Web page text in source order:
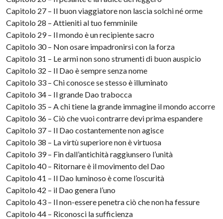
Capitolo 27 – Il buon viaggiatore non lascia solchi né orme
Capitolo 28 – Attieniti al tuo femminile
Capitolo 29 – Il mondo è un recipiente sacro
Capitolo 30 – Non osare impadronirsi con la forza
Capitolo 31 – Le armi non sono strumenti di buon auspicio
Capitolo 32 – Il Dao è sempre senza nome
Capitolo 33 – Chi conosce se stesso è illuminato
Capitolo 34 – Il grande Dao trabocca
Capitolo 35 – A chi tiene la grande immagine il mondo accorre
Capitolo 36 – Ciò che vuoi contrarre devi prima espandere
Capitolo 37 – Il Dao costantemente non agisce
Capitolo 38 – La virtù superiore non è virtuosa
Capitolo 39 – Fin dall’antichità raggiunsero l’unità
Capitolo 40 – Ritornare è il movimento del Dao
Capitolo 41 – Il Dao luminoso è come l’oscurità
Capitolo 42 – il Dao genera l’uno
Capitolo 43 – Il non-essere penetra ciò che non ha fessure
Capitolo 44 – Riconosci la sufficienza